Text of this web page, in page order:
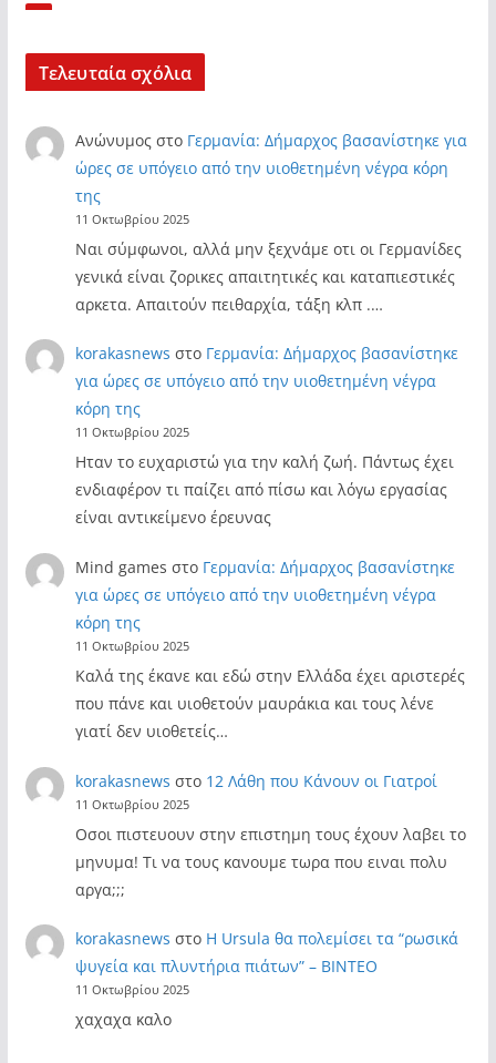
Τελευταία σχόλια
Ανώνυμος στο Γερμανία: Δήμαρχος βασανίστηκε για
ώρες σε υπόγειο από την υιοθετημένη νέγρα κόρη
της
11 Οκτωβρίου 2025
Ναι σύμφωνοι, αλλά μην ξεχνάμε οτι οι Γερμανίδες
γενικά είναι ζορικες απαιτητικές και καταπιεστικές
αρκετα. Απαιτούν πειθαρχία, τάξη κλπ .…
korakasnews στο Γερμανία: Δήμαρχος βασανίστηκε
για ώρες σε υπόγειο από την υιοθετημένη νέγρα
κόρη της
11 Οκτωβρίου 2025
Ηταν το ευχαριστώ για την καλή ζωή. Πάντως έχει
ενδιαφέρον τι παίζει από πίσω και λόγω εργασίας
είναι αντικείμενο έρευνας
Mind games στο Γερμανία: Δήμαρχος βασανίστηκε
για ώρες σε υπόγειο από την υιοθετημένη νέγρα
κόρη της
11 Οκτωβρίου 2025
Καλά της έκανε και εδώ στην Ελλάδα έχει αριστερές
που πάνε και υιοθετούν μαυράκια και τους λένε
γιατί δεν υιοθετείς…
korakasnews στο 12 Λάθη που Κάνουν οι Γιατροί
11 Οκτωβρίου 2025
Οσοι πιστευουν στην επιστημη τους έχουν λαβει το
μηνυμα! Τι να τους κανουμε τωρα που ειναι πολυ
αργα;;;
korakasnews στο Η Ursula θα πολεμίσει τα “ρωσικά
ψυγεία και πλυντήρια πιάτων” – ΒΙΝΤΕΟ
11 Οκτωβρίου 2025
χαχαχα καλο